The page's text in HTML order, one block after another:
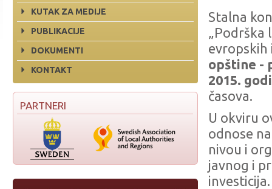
KUTAK ZA MEDIJE
PUBLIKACIJE
DOKUMENTI
KONTAKT
PARTNERI
Stalna
„Podrška
opštine -
2015.
časova.
U okviru
odnose
nivou i
javnog i
investicija.